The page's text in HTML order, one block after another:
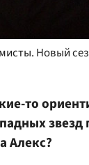
Новый
то
Алекс?